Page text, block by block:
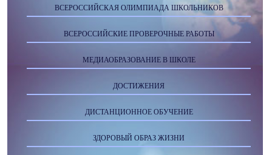
ВСЕРОССИЙСКАЯ ОЛИМПИАДА ШКОЛЬНИКОВ
ВСЕРОССИЙСКИЕ ПРОВЕРОЧНЫЕ РАБОТЫ
МЕДИАОБРАЗОВАНИЕ В ШКОЛЕ
ДОСТИЖЕНИЯ
ДИСТАНЦИОННОЕ ОБУЧЕНИЕ
ЗДОРОВЫЙ ОБРАЗ ЖИЗНИ